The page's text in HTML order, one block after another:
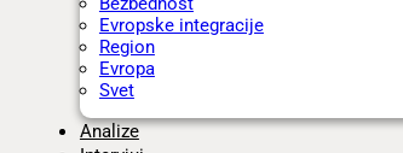
Evropske integracije
Region
Evropa
Svet
Analize